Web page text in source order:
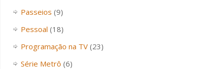
Passeios (9)
Pessoal (18)
Programação na TV(23)
Série Metrô (6)